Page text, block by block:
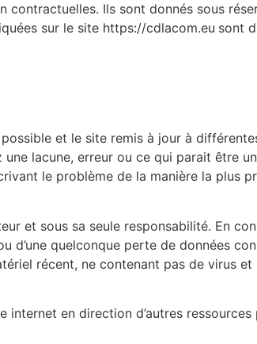
contractuelles. Ils sont donnés sous
sur le site https://cdlacom.eu sont
et le site remis à jour à
lacune, erreur ou ce qui parait être
le problème de la manière la plus
et sous sa seule responsabilité. En
d’une quelconque perte de données
récent, ne contenant pas de virus
en direction d’autres